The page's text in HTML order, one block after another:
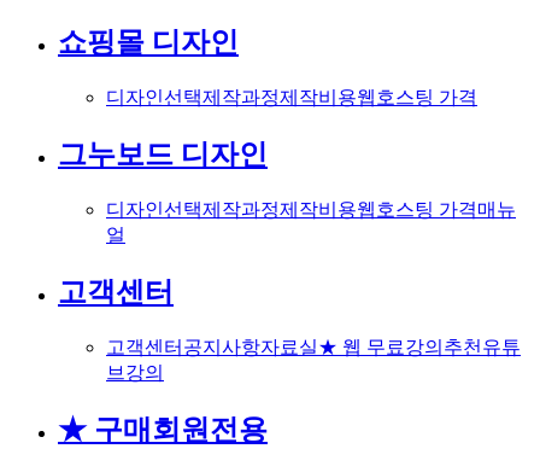
쇼핑몰 디자인
디자인선택제작과정제작비용웹호스팅 가격
그누보드 디자인
디자인선택제작과정제작비용웹호스팅 가격매뉴
얼
고객센터
고객센터 공지사항자료실★ 웹 무료강의 추천유튜
브강의
★ 구매회원전용